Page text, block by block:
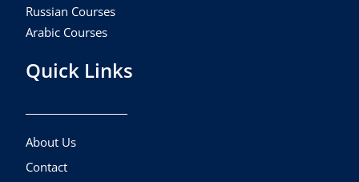
Russian Courses
Arabic Courses
Quick Links
About Us
Contact